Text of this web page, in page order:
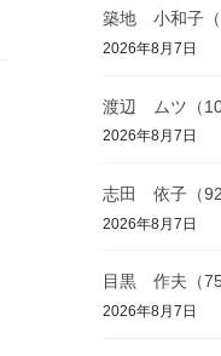
築地 小和子
2026年8月7日
渡辺 ムツ（
2026年8月7日
志田 依子（
2026年8月7日
目黒 作夫（
2026年8月7日